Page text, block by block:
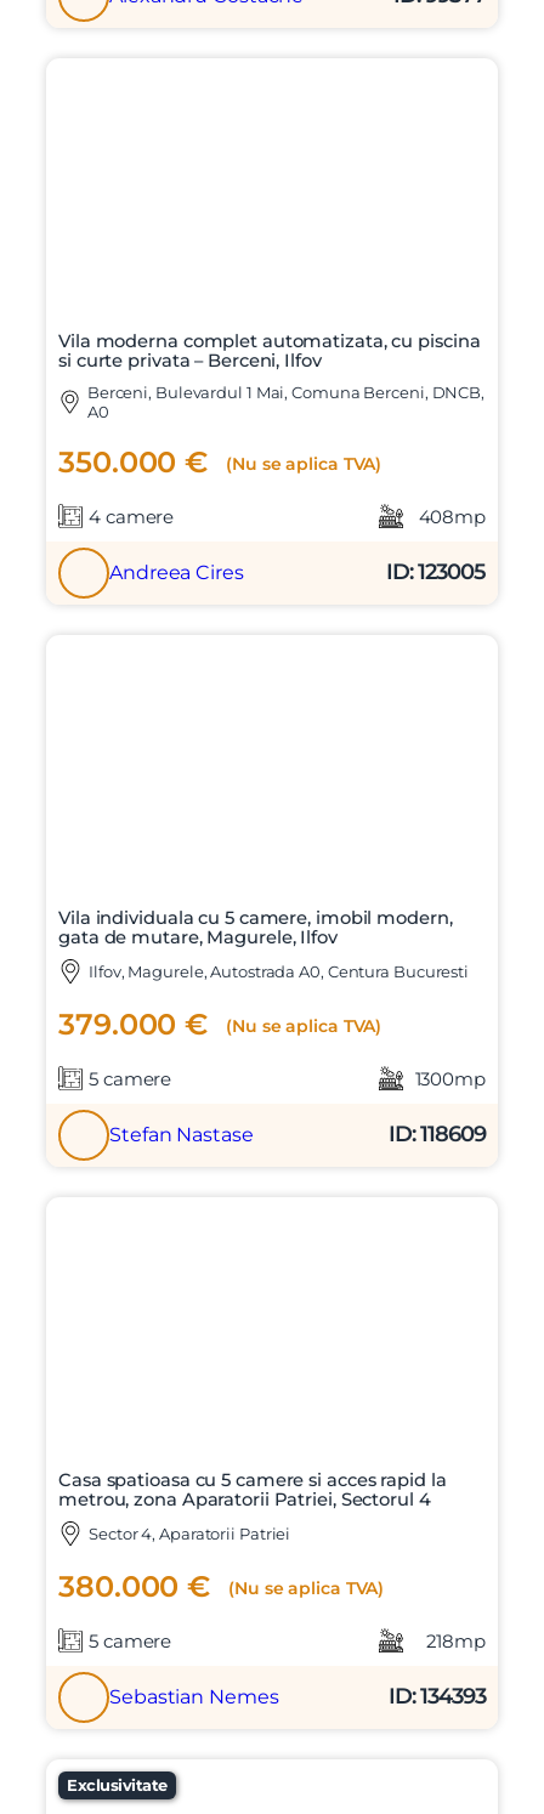
Vila moderna complet automatizata, cu piscina
si curte privata – Berceni, Ilfov
Berceni, Bulevardul 1 Mai, Comuna Berceni, DNCB,
A0
350.000 € (Nu se aplica TVA)
4 camere 408mp
Andreea Cires ID: 123005
Vila individuala cu 5 camere, imobil modern,
gata de mutare, Magurele, Ilfov
Ilfov, Magurele, Autostrada A0, Centura Bucuresti
379.000 € (Nu se aplica TVA)
5 camere 1300mp
Stefan Nastase ID: 118609
Casa spatioasa cu 5 camere si acces rapid la
metrou, zona Aparatorii Patriei, Sectorul 4
Sector 4, Aparatorii Patriei
380.000 € (Nu se aplica TVA)
5 camere 218mp
Sebastian Nemes ID: 134393
Exclusivitate